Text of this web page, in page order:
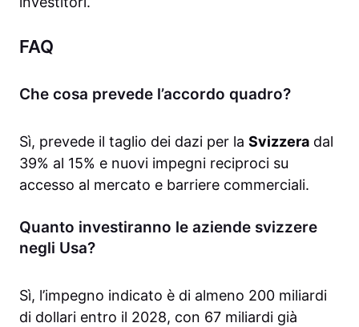
FAQ
Che cosa prevede l’accordo quadro?
Sì, prevede il taglio dei dazi per la Svizzera dal
39% al 15% e nuovi impegni reciproci su
accesso al mercato e barriere commerciali.
Quanto investiranno le aziende svizzere
negli Usa?
Sì, l’impegno indicato è di almeno 200 miliardi
di dollari entro il 2028, con 67 miliardi già